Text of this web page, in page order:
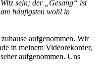
sein; der „Gesang“ ist
häufigsten wohl in
aufgenommen. Wir
in meinem Videorekorder,
aufgenommen. Uns